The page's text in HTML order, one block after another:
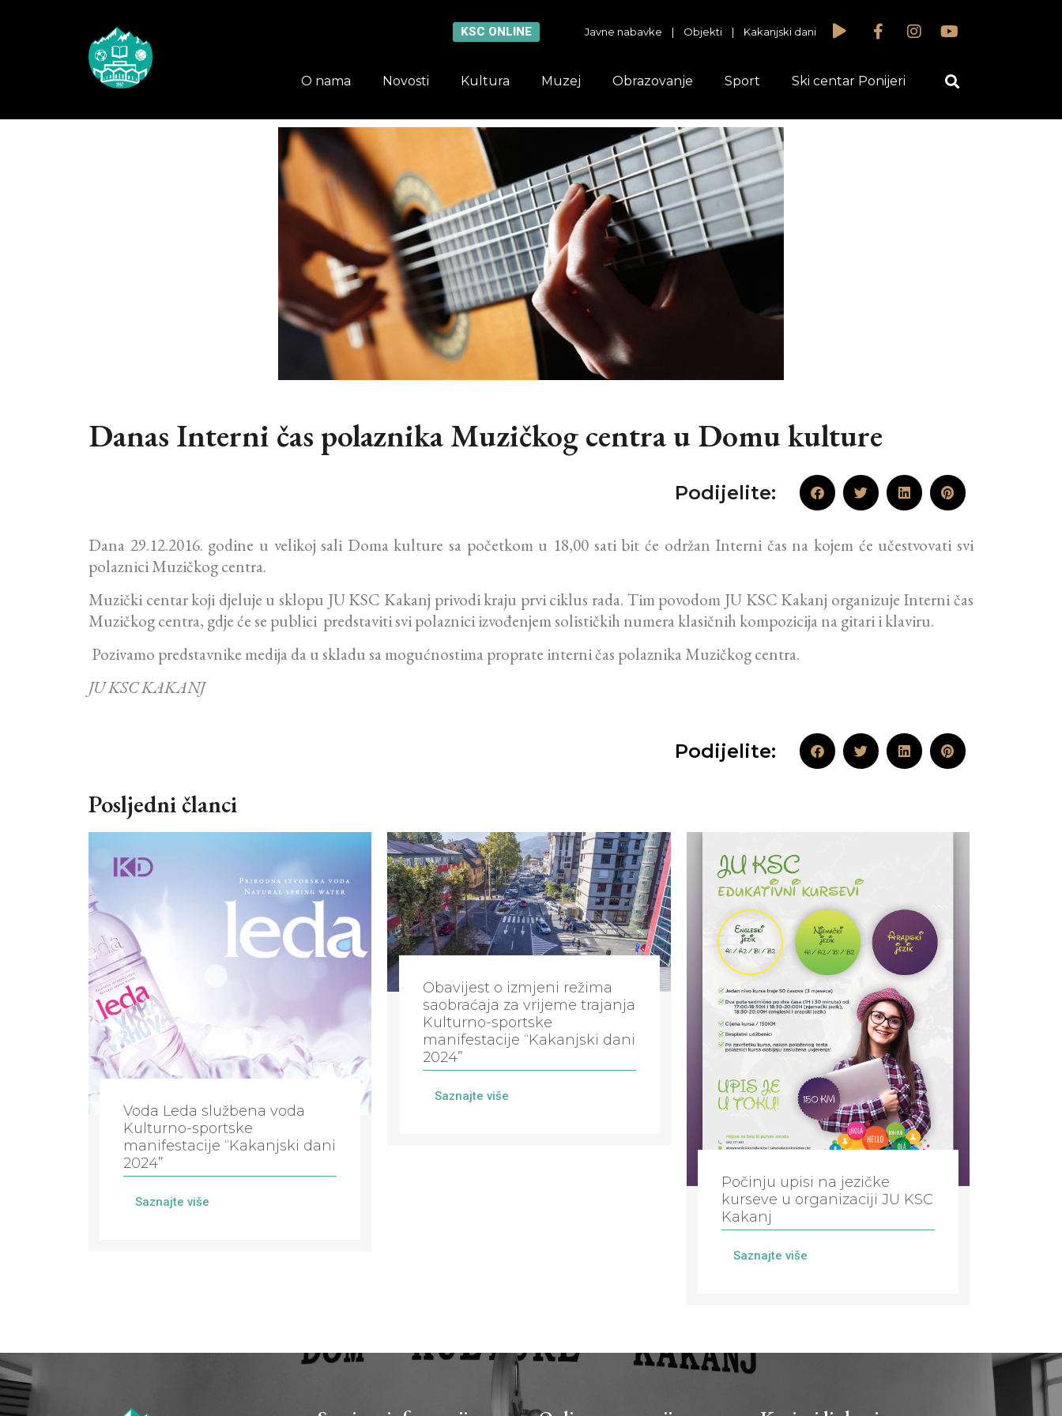
KSC ONLINE Javne nabavke | Objekti | Kakanjski dani
O nama Novosti Kultura Muzej Obrazovanje Sport Ski centar Ponijeri
Danas Interni čas polaznika Muzičkog centra u Domu kulture
Podijelite:
Dana 29.12.2016. godine u velikoj sali Doma kulture sa početkom u 18,00 sati bit će održan Interni čas na kojem će učestvovati svi
polaznici Muzičkog centra.
Muzički centar koji djeluje u sklopu JU KSC Kakanj privodi kraju prvi ciklus rada. Tim povodom JU KSC Kakanj organizuje Interni čas
Muzičkog centra, gdje će se publici predstaviti svi polaznici izvođenjem solističkih numera klasičnih kompozicija na gitari i klaviru.
Pozivamo predstavnike medija da u skladu sa mogućnostima proprate interni čas polaznika Muzičkog centra.
JU KSC KAKANJ
Podijelite:
Posljedni članci
Voda Leda službena voda
Kulturno-sportske
manifestacije “Kakanjski dani
2024”
Saznajte više
Obavijest o izmjeni režima
saobraćaja za vrijeme trajanja
Kulturno-sportske
manifestacije “Kakanjski dani
2024”
Saznajte više
Počinju upisi na jezičke
kurseve u organizaciji JU KSC
Kakanj
Saznajte više